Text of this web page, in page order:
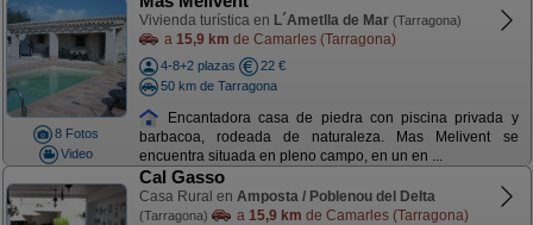
8 Fotos
Video
Vivienda turística en L´Ametlla de Mar (Tarragona)
a 15,9 km de Camarles (Tarragona)
4-8+2 plazas
22 €
50 km de Tarragona
Encantadora casa de piedra con piscina privada y
barbacoa, rodeada de naturaleza. Mas Melivent se
encuentra situada en pleno campo, en un en ...
Cal Gasso
Casa Rural en Amposta / Poblenou del Delta
(Tarragona) a 15,9 km de Camarles (Tarragona)